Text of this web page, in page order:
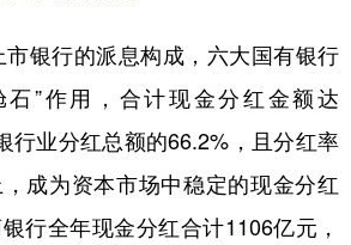
天津 河北 山西
银行的派息构成，六大国有银行
石”作用，合计现金分红金额达
行业分红总额的66.2%，且分红率
成为资本市场中稳定的现金分红
行全年现金分红合计1106亿元，